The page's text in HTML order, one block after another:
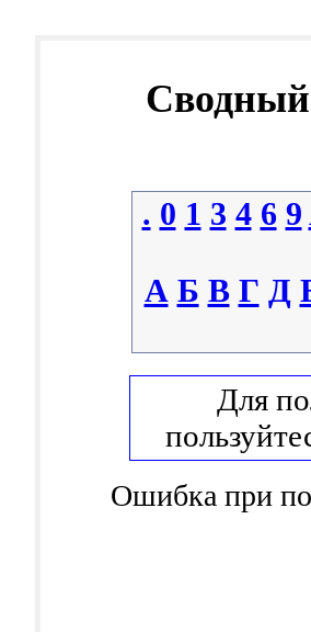
Сводный
. 0 1 3 4 6 9
А Б В Г Д
Для
Ошибка при